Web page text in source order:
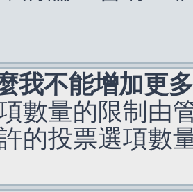
我不能增加更
數量的限制由
的投票選項數